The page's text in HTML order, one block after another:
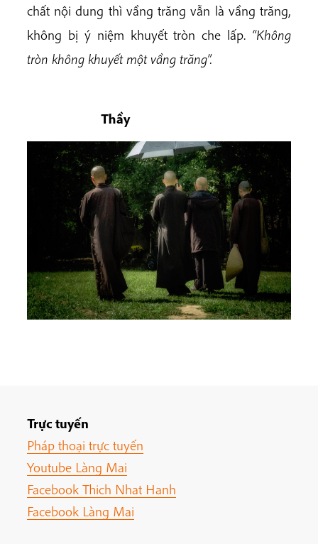
chất nội dung thì vầng trăng vẫn là vầng trăng,
không bị ý niệm khuyết tròn che lấp. “Không
tròn không khuyết một vầng trăng”.
Thầy
Trực tuyến
Pháp thoại trực tuyến
Youtube Làng Mai
Facebook Thich Nhat Hanh
Facebook Làng Mai